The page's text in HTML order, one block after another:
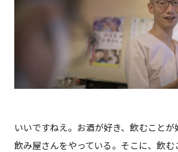
いいですねえ。お酒が好き、飲むこと
飲み屋さんをやっている。そこに、飲